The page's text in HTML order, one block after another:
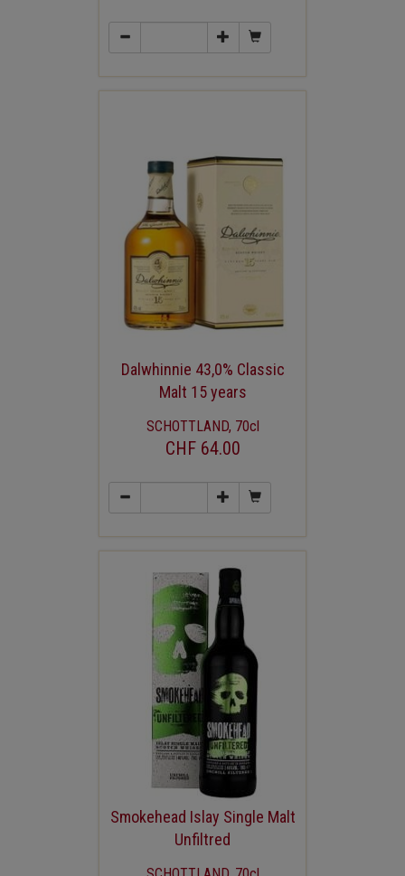
Dalwhinnie 43,0% Classic
Malt 15 years
SCHOTTLAND, 70cl
CHF 64.00
Smokehead Islay Single Malt
Unfiltred